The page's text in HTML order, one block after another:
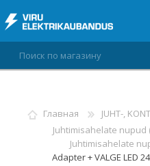
ВОЙТИ
СПИСОК ПОЖЕЛАНИЙ
0
Главная
JUHT-,
Juhtimisahelate nupud
Juhtimisahelate
Adapter + VALGE LED